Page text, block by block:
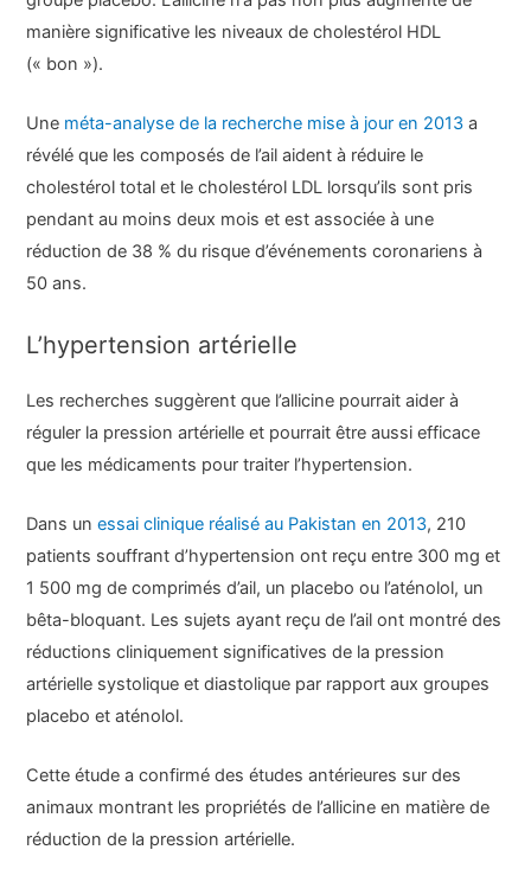
manière significative les niveaux de cholestérol HDL
(« bon »).
Une méta-analyse de la recherche mise à jour en 2013 a
révélé que les composés de l’ail aident à réduire le
cholestérol total et le cholestérol LDL lorsqu’ils sont pris
pendant au moins deux mois et est associée à une
réduction de 38 % du risque d’événements coronariens à
50 ans.
L’hypertension artérielle
Les recherches suggèrent que l’allicine pourrait aider à
réguler la pression artérielle et pourrait être aussi efficace
que les médicaments pour traiter l’hypertension.
Dans unessai clinique réalisé au Pakistan en 2013, 210
patients souffrant d’hypertension ont reçu entre 300 mg et
1 500 mg de comprimés d’ail, un placebo ou l’aténolol, un
bêta-bloquant. Les sujets ayant reçu de l’ail ont montré des
réductions cliniquement significatives de la pression
artérielle systolique et diastolique par rapport aux groupes
placebo et aténolol.
Cette étude a confirmé des études antérieures sur des
animaux montrant les propriétés de l’allicine en matière de
réduction de la pression artérielle.